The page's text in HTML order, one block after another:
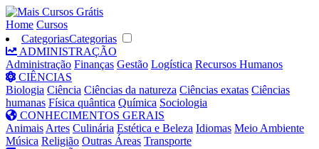
Home Cursos
CategoriasCategorias
ADMINISTRAÇÃO
Administração Finanças Gestão Logística Recursos Humanos
CIÊNCIAS
Biologia Ciência Ciências da natureza Ciências exatas Ciências
humanas Física quântica Química Sociologia
CONHECIMENTOS GERAIS
Animais Artes Culinária Estética e Beleza Idiomas Meio Ambiente
Música Religião Outras Áreas Transporte